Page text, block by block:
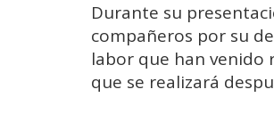
Durante su
compañeros por su
labor que han venido
que se realizará